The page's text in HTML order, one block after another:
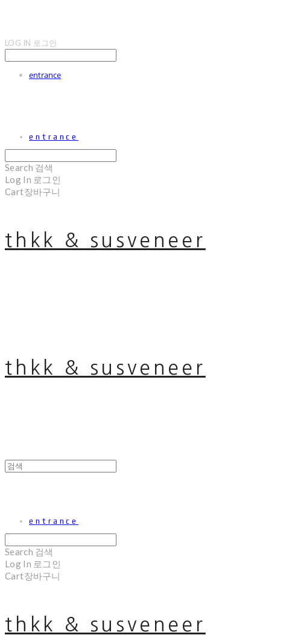
LOG IN 로그인
entrance
entrance
Search 검색
Log In 로그인
Cart장바구니
thkk & susveneer
thkk & susveneer
entrance
Search 검색
Log In 로그인
Cart장바구니
thkk & susveneer